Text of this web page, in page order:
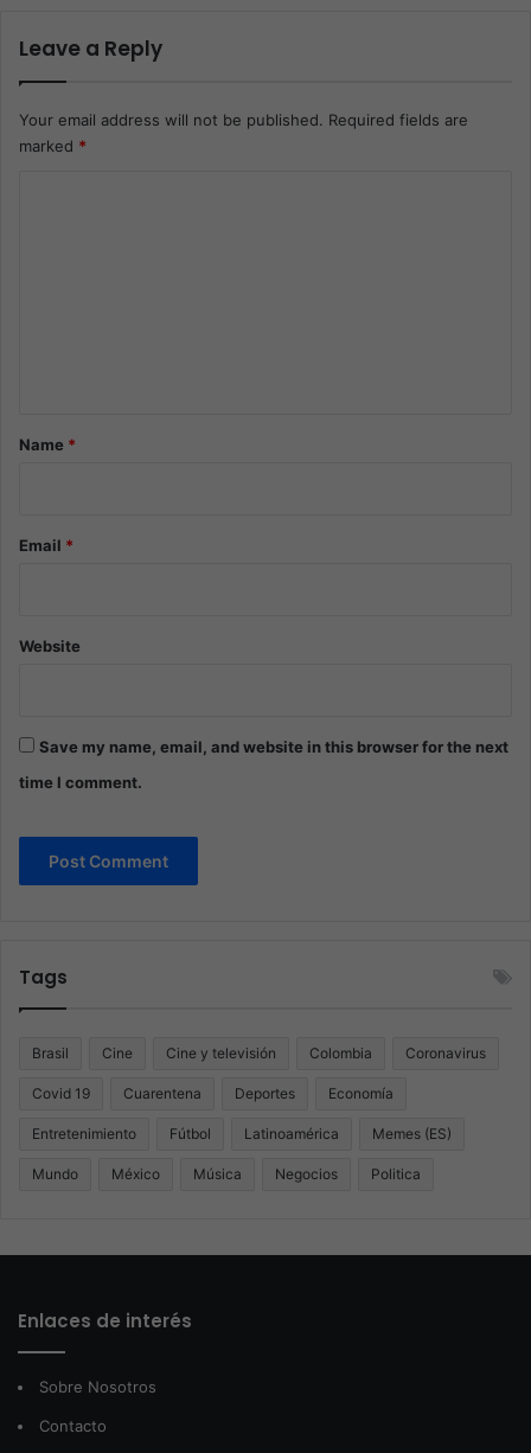
Leave a Reply
Your email address will not be published. Required fields are
marked *
*Name *
Email *
Website
Save my name, email, and website in this browser for the next
time I comment.
Tags
Brasil Cine Cine y televisión Colombia Coronavirus
Covid 19 Cuarentena Deportes Economía
Entretenimiento Fútbol Latinoamérica Memes (ES)
Mundo México Música Negocios Politica
Enlaces de interés
Sobre Nosotros
Contacto